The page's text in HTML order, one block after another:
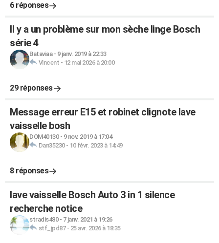
6 réponses
Il y a un problème sur mon sèche linge Bosch
série 4
Bataviaa- 9 janv. 2019 à 22:33
Vincent - 12 mai 2026 à 20:00
29 réponses
Message erreur E15 et robinet clignote lave
vaisselle bosh
DOM40130- 9 nov. 2019 à 17:04
Dan35230- 10 févr. 2023 à 14:49
8 réponses
lave vaisselle Bosch Auto 3 in 1 silence
recherche notice
stradis480- 7 janv. 2021 à 19:26
stf_jpd87- 25 avr. 2026 à 18:35